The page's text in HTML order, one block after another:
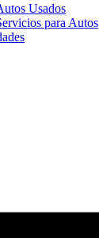
Usados
para Autos